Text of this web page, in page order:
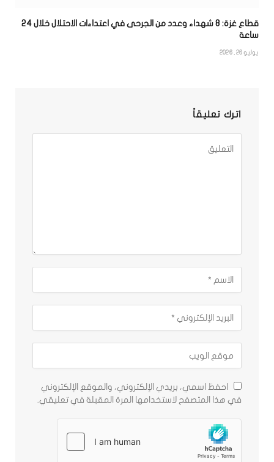
قطاع غزة: 8 شهداء وعدد من الجرحى في اعتداءات الاحتلال خلال 24
ساعة
يوليو 26, 2026
اترك تعليقاً
احفظ اسمي، بريدي الإلكتروني، والموقع الإلكتروني
في هذا المتصفح لاستخدامها المرة المقبلة في تعليقي.